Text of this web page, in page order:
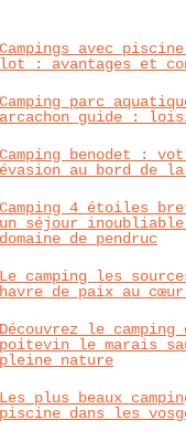
Campings avec
lot : avantages et
Camping parc
arcachon guide :
Camping benodet :
évasion au bord de la
Camping 4 étoiles
un séjour inoubliable
domaine de pendruc
Le camping les
havre de paix au
Découvrez le camping
poitevin le marais
pleine nature
Les plus beaux
piscine dans les